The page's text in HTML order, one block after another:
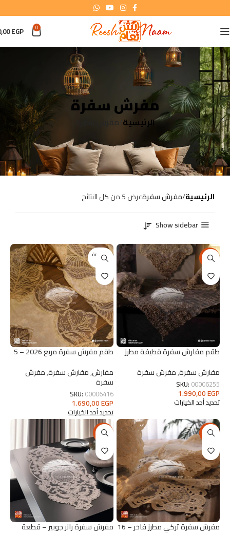
0
EGP
مفرش سفرة
الرئيسية مفرش سفرة
الرئيسية مفرش سفرةعرض ⁦5⁩ من كل النتائج
Show sidebar
-17%
طقم مفارش سفرة قطيفة مطرز
مفارش سفرة,مفرش سفرة
SKU: 00006255
1.990,00EGP
تحديد أحد الخيارات
غير متوف
ر
طقم مفرش سفرة مربع 2026 – 5
قطع تركي فاخر
مفارش,مفارش سفرة,مفرش
سفرة
SKU: 00006416
1.690,00EGP
تحديد أحد الخيارات
-17%
مفرش سفرة تركي مطرز فاخر – 16
-13%
مفرش سفرة رانر جوبير – قطعة